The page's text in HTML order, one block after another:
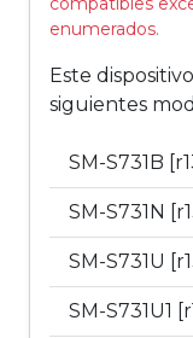
enumerados.
Este
siguientes
SM-S731B
SM-S731N
SM-S731U
SM-S731U1